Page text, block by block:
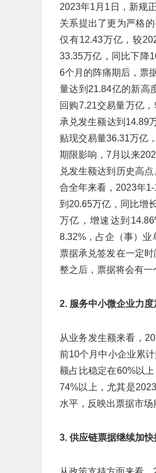
2023年1月1日，新规
关系提出了更为严格
仅有12.43万亿，较
33.35万亿，同比下降
6个月的阵痛期后，票
量达到21.84亿的新高
回购7.21交易量万亿
承兑发生额达到14.89
贴现交易量36.31万亿
期限影响，7月以来
兑发生额达到历史高
合全年来看，2023年
到20.65万亿，同比增
万亿，增速达到
8.32%，占企（事）业
票据承兑签发在一定
整之后，票据将会有一
2. 服务中小微企业力度
从业务发生额来看，
前10个月中小企业累
额占比稳定在60%以
74%以上，尤其是
水平，反映出票据市场
3. 供应链票据继续加快